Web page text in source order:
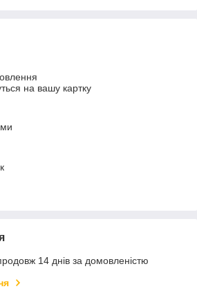
на вашу картку
14 днів за домовленістю